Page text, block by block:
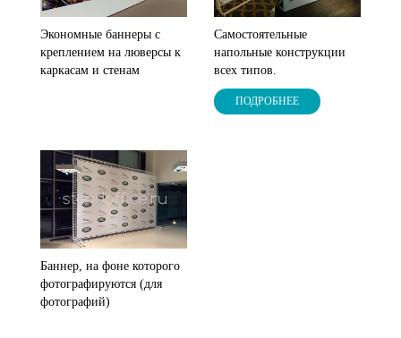
Экономные баннеры с
креплением на люверсы к
каркасам и стенам
Самостоятельные
напольные конструкции
всех типов.
ПОДРОБНЕЕ
Баннер, на фоне которого
фотографируются (для
фотографий)